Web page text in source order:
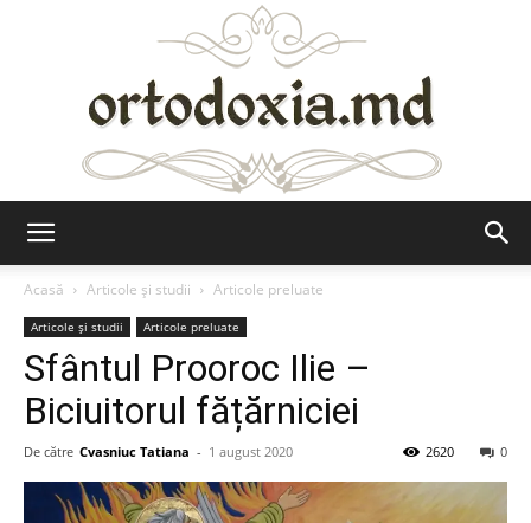
Acasă
Articole şi studii Articole preluate
Articole şi studii Articole preluate
Sfântul Prooroc Ilie –
Biciuitorul fățărniciei
De către Cvasniuc Tatiana - 1 august 2020 0
2620